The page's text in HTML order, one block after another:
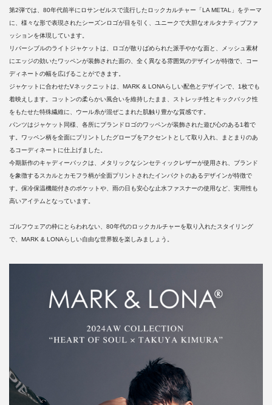
第2弾では、80年代前半にロサンゼルスで流行したロックカルチャー「LA METAL」をテーマ
に、様々な形で表現されたシーズンロゴが目を引く、ユニークで大胆なオルタナティブファ
ッションを体現しています。
リバーシブルのライトジャケットは、ロゴが散りばめられた派手やかな面と、メッシュ素材
にエッジの効いたワッペンが装飾された面の、全く異なる雰囲気のデザインが特徴で、コー
ディネートの幅を広げることができます。
ジャケットに合わせたVネックニットは、MARK & LONAらしい配色とデザインで、1枚でも
着映えします。コットンの柔らかい風合いを維持したまま、ストレッチ性とキックバック性
をもたせた特殊繊維に、ウール糸が混ぜこまれた肌触り豊かな質感です。
パンツはジャケット同様、各所にブランドロゴのワッペンが装飾された遊び心のある1着で
す。ワッペン柄を全面にプリントしたグローブをアクセントとして取り入れ、まとまりのあ
るコーディネートに仕上げました。
今期新作のキャディーバックは、メタリックなシンセティックレザーが使用され、ブランド
を象徴するスカルとカモフラ柄が全面プリントされたインパクトのあるデザインが特徴で
す。保冷保温機能付きのポケットや、雨の日も安心な止水ファスナーの使用など、実用性も
高いアイテムとなっています。
ゴルフウェアの枠にとらわれない、80年代のロックカルチャーを取り入れたスタイリング
で、MARK & LONAらしい自由な世界観を楽しみましょう。